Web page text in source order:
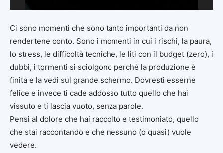
Ci sono momenti che sono tanto importanti da non
rendertene conto. Sono i momenti in cui i rischi, la paura,
lo stress, le difficoltà tecniche, le liti con il budget (zero), i
dubbi, i tormenti si sciolgono perchè la produzione è
finita e la vedi sul grande schermo. Dovresti esserne
felice e invece ti cade addosso tutto quello che hai
vissuto e ti lascia vuoto, senza parole.
Pensi al dolore che hai raccolto e testimoniato, quello
che stai raccontando e che nessuno (o quasi) vuole
vedere.